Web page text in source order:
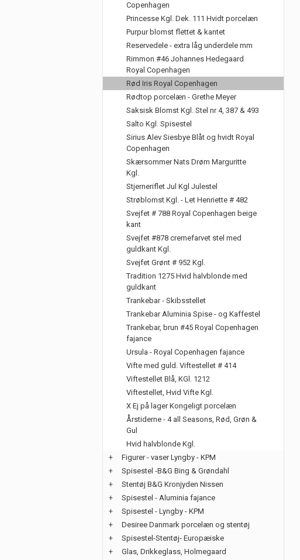
Copenhagen
Princesse Kgl. Dek. 111 Hvidt porcelæn
Purpur blomst flettet & kantet
Reservedele - extra låg underdele mm
Rimmon #46 Johannes Hedegaard
Royal Copenhagen
Rød Iris Royal Copenhagen
Rødtop porcelæn - Grethe Meyer
Saksisk Blomst Kgl. Stel nr 4, 387 & 493
Salto Kgl. Spisestel
Sirius Alev Siesbye Blåt og hvidt Royal
Copenhagen
Skærsommer Nats Drøm Marguritte
Kgl.
Stjerneriflet Jul Kgl Julestel
Strøblomst Kgl. - Let Henriette # 482
Svejfet # 788 Royal Copenhagen beige
kant
Svejfet #878 cremefarvet stel med
guldkant Kgl.
Svejfet Grønt # 952 Kgl.
Tradition 1275 Hvid halvblonde med
guldkant
Trankebar - Skibsstellet
Trankebar Aluminia Spise - og Kaffestel
Trankebar, brun #45 Royal Copenhagen
fajance
Ursula - Royal Copenhagen fajance
Vifte med guld. Viftestellet # 414
Viftestellet Blå, KGl. 1212
Viftestellet, Hvid Vifte Kgl.
X Ej på lager Kongeligt porcelæn
Årstiderne - 4 all Seasons, Rød, Grøn &
Gul
Hvid halvblonde Kgl.
+
Figurer - vaser Lyngby - KPM
+
Spisestel -B&G Bing & Grøndahl
+
Stentøj B&G Kronjyden Nissen
+
Spisestel - Aluminia fajance
+
Spisestel - Lyngby - KPM
+
Desiree Danmark porcelæn og stentøj
+
Spisestel-Stentøj- Europæiske
+
Glas, Drikkeglass, Holmegaard